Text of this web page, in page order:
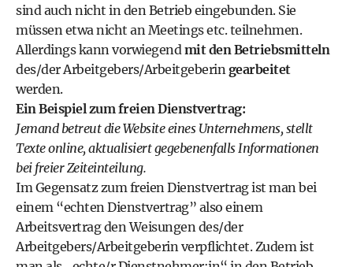
sind auch nicht in den Betrieb eingebunden. Sie
müssen etwa nicht an Meetings etc. teilnehmen.
Allerdings kann vorwiegendmit den Betriebsmitteln
des/der Arbeitgebers/Arbeitgeberingearbeitet
werden.
Ein Beispiel zum freien Dienstvertrag:
Jemand betreut die Website eines Unternehmens, stellt
Texte online, aktualisiert gegebenenfalls Informationen
bei freier Zeiteinteilung.
Im Gegensatz zum freien Dienstvertrag ist man bei
einem “echten Dienstvertrag” also einem
Arbeitsvertrag den Weisungen des/der
Arbeitgebers/Arbeitgeberin verpflichtet. Zudem ist